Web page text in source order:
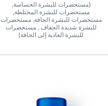
(مستحضرات للبشرة الحساسة,
مستحضرات للبشرة المختلطة,
مستحضرات للبشرة الجافة, مستحضرات
للبشرة شديدة الجفاف , مستحضرات
للبشرة العادية إلى الجافة)